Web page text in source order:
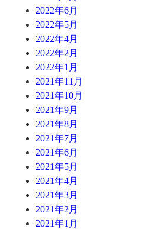
2022年6月
2022年5月
2022年4月
2022年2月
2022年1月
2021年11月
2021年10月
2021年9月
2021年8月
2021年7月
2021年6月
2021年5月
2021年4月
2021年3月
2021年2月
2021年1月